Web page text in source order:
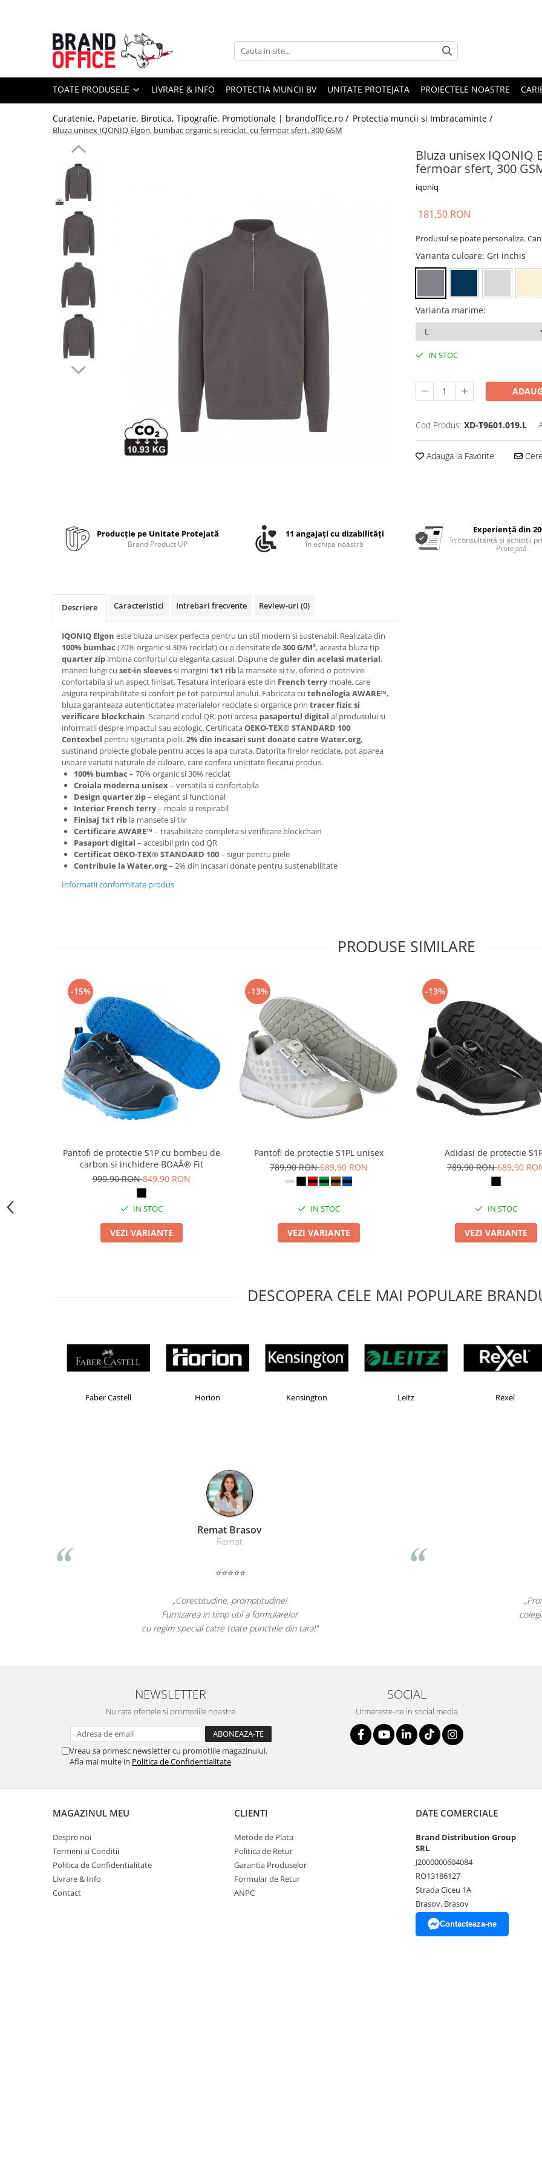
Toate Produsele
Unitate Protejata - PRODUCTIE
Hartie copiator si produse
Detergenti si dezinfectanti
Formulare tipizate
Saci menajeri (Unitate Protejata)
Agende personalizabile
Organizatoare business
Birotica si papetarie
Hartie si articole din hartie
Bibliorafturi, caiete mecanice,
Capsatoare, capse si perforatoare
Caiete si blocnotesuri
Dosare, folii protectie si mape
Accesorii diverse pentru birou
Creioane mecanice si grafit
Markere diverse
Carioci si creioane colorate
Rezerve instrumente scris
Tavite documente si suporturi
Ascutitori, radiere, agrafe
Foarfece pentru birou
Curatenie si igiena
Produse Antibacteriene
Articole pentru baie
Articole pentru bucatarie
Maturi, mopuri si galeti
Hartie igienica, prosoape hartie si
Articole pentru rufe, casa,
geamuri, mobila
Articole pentru birou, suprafete,
Intretinere si odorizante masina
Stampile, tusiere si tus
Protectia muncii si Imbracaminte
Bluze & Pulovere
Incaltaminte
Incaltaminte de lucru si protectie
Ochelari de protectie si viziere
Masti de protectie respiratorie
Pachete promotionale
Ecrane Interactive
Table magnetice (whiteboard-uri)
Gadgeturi mobile
Cabluri si conectivitate
Incarcatoare wireless
Baterii externe - Powerbanks
Accesorii localizare (FindMy)
Cartuse, tonere, consumabile PC
Standuri PC si suporturi
ergonomice
TOATE PRODUSELE LIVRARE & INFO PROTECTIA MUNCII BV UNITATE PROTEJATA PROIECTELE NOASTRE
Curatenie, Papetarie, Birotica, Tipografie, Promotionale | brandoffice.ro / Protectia muncii si Imbracaminte /
Bluza unisex IQONIQ Elgon, bumbac organic si reciclat, cu fermoar sfert, 300 GSM
Bluza unisex IQONIQ
fermoar sfert, 300
iqoniq
181,50 RON
Produsul se poate personaliza.
Varianta culoare: Gri inchis
Varianta marime:
IN STOC
Cod Produs: XD-T9601.019.L
Adauga la Favorite
Producție pe Unitate Protejată
Brand Product UP
11 angajați cu dizabilități
în echipa noastră
Experiență din
în consultanță și achiziții
Protejată
Descriere Caracteristici Intrebari frecvente Review-uri (0)
IQONIQ Elgon este bluza unisex perfecta pentru un stil modern si sustenabil. Realizata din
100% bumbac (70% organic si 30% reciclat) cu o densitate de300 G/M², aceasta bluza tip
quarter zip imbina confortul cu eleganta casual. Dispune deguler din acelasi material,
maneci lungi cu set-in sleevessi margini 1x1 rib la mansete si tiv, oferind o potrivire
confortabila si un aspect finisat. Tesatura interioara este din French terrymoale, care
asigura respirabilitate si confort pe tot parcursul anului. Fabricata cu tehnologia AWARE™,
bluza garanteaza autenticitatea materialelor reciclate si organice prin tracer fizic si
verificare blockchain. Scanand codul QR, poti accesa pasaportul digital al produsului si
informatii despre impactul sau ecologic. CertificataOEKO-TEX® STANDARD 100
Centexbel pentru siguranta pielii.2% din incasari sunt donate catre Water.org,
sustinand proiecte globale pentru acces la apa curata. Datorita firelor reciclate, pot aparea
usoare variatii naturale de culoare, care confera unicitate fiecarui produs.
100% bumbac – 70% organic si 30% reciclat
Croiala moderna unisex– versatila si confortabila
Design quarter zip– elegant si functional
Interior French terry– moale si respirabil
Finisaj 1x1 rib la mansete si tiv
Certificare AWARE™ – trasabilitate completa si verificare blockchain
Pasaport digital – accesibil prin cod QR
Certificat OEKO-TEX® STANDARD 100– sigur pentru piele
Contribuie la Water.org– 2% din incasari donate pentru sustenabilitate
Informatii conformitate produs
PRODUSE SIMILARE
-15%
Pantofi de protectie S1P cu bombeu de
carbon si inchidere BOAÂ® Fit
999,90 RON849,90 RON
IN STOC
VEZI VARIANTE
-13%
Pantofi de protectie S1PL unisex
789,90 RON689,90 RON
IN STOC
VEZI VARIANTE
-13%
Adidasi de protectie
789,90 RON689,90
IN STOC
VEZI VARIANTE
DESCOPERA CELE MAI POPULARE
Brand Product UP EKOMAX
Liamed Brasov
Liamed
⭐⭐⭐⭐⭐
„Promotionalele sunt minunate,
colegii mei au fost foarte incantati,
la fel si clientii nostri!”
„Ne
ne
NEWSLETTER
Nu rata ofertele si promotiile noastre
Vreau sa primesc newsletter cu promotiile magazinului.
Afla mai multe in Politica de Confidentialitate
SOCIAL
Urmareste-ne in social media
MAGAZINUL MEU
Despre noi
Termeni si Conditii
Politica de Confidentialitate
Livrare & Info
Contact
CLIENTI
Metode de Plata
Politica de Retur
Garantia Produselor
Formular de Retur
ANPC
DATE COMERCIALE
Brand Distribution Group
SRL
J2000000604084
RO13186127
Strada Ciceu 1A
Brasov, Brasov
Contacteaza-ne